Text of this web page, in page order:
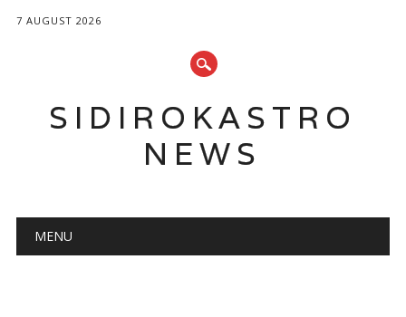
7 AUGUST 2026
SIDIROKASTRO
NEWS
Main menu
MENU